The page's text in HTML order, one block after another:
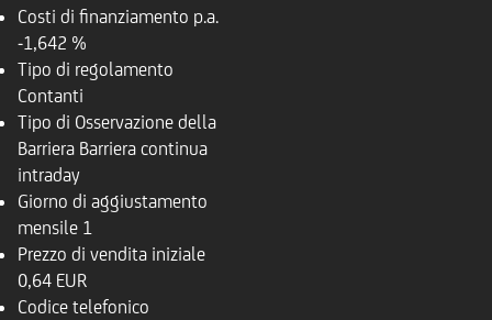
Costi di finanziamento p.a.
-1,642 %
Tipo di regolamento
Contanti
Tipo di Osservazione della
Barriera Barriera continua
intraday
Giorno di aggiustamento
mensile 1
Prezzo di vendita iniziale
0,64 EUR
Codice telefonico